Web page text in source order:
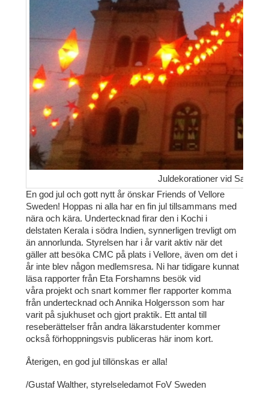
Juldekorationer vid Santa
En god jul och gott nytt år önskar Friends of Vellore
Sweden! Hoppas ni alla har en fin jul tillsammans med
nära och kära. Undertecknad firar den i Kochi i
delstaten Kerala i södra Indien, synnerligen trevligt om
än annorlunda. Styrelsen har i år varit aktiv när det
gäller att besöka CMC på plats i Vellore, även om det i
år inte blev någon medlemsresa. Ni har tidigare kunnat
läsa rapporter från Eta Forshamns besök vid
våra projekt och snart kommer fler rapporter komma
från undertecknad och Annika Holgersson som har
varit på sjukhuset och gjort praktik. Ett antal till
reseberättelser från andra läkarstudenter kommer
också förhoppningsvis publiceras här inom kort.
Återigen, en god jul tillönskas er alla!
/Gustaf Walther, styrelseledamot FoV Sweden